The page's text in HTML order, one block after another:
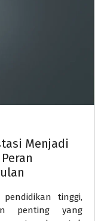
Menjadi
tinggi,
penting yang